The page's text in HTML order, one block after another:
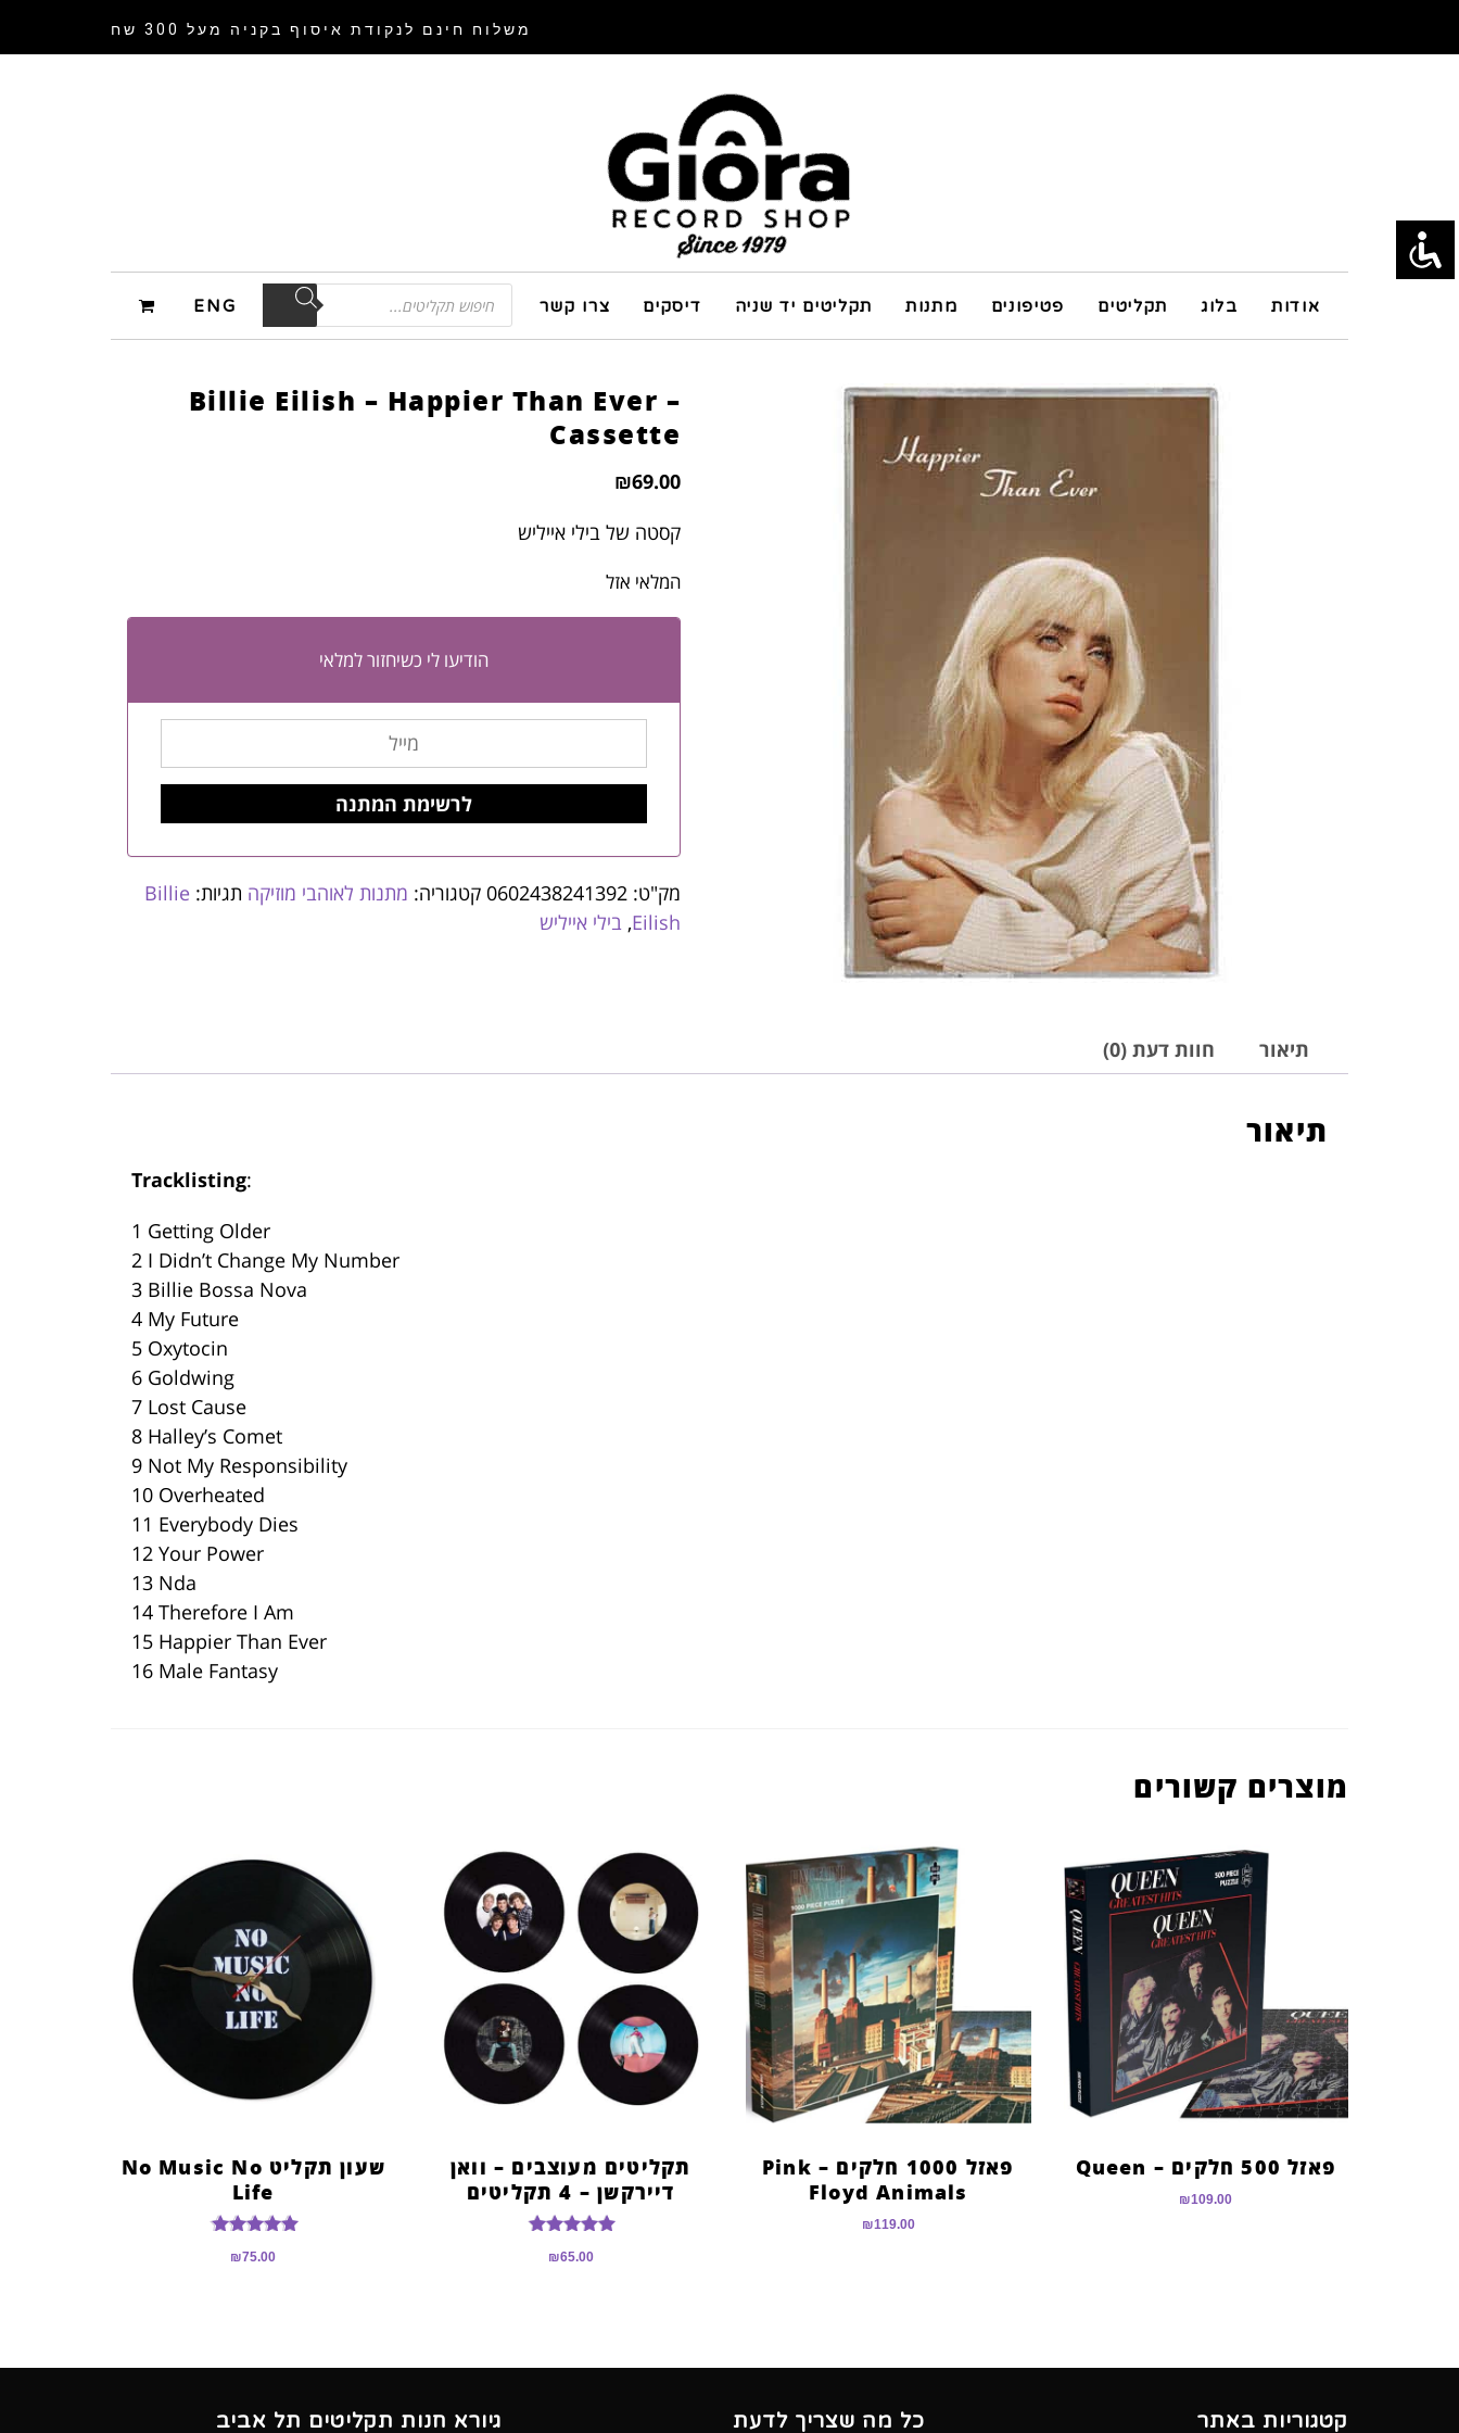
משלוח חינם לנקודת איסוף בקניה מעל 300 שח
אודות בלוג תקליטים פטיפונים מתנות תקליטים יד שניה דיסקים צרו קשר ENG
Billie Eilish – Happier Than Ever –
Cassette
₪69.00
קסטה של בילי אייליש
המלאי אזל
הודיעו לי כשיחזור למלאי
מק"ט: 0602438241392 קטגוריה: מתנות לאוהבי מוזיקה תגיות: Billie
Eilish
, בילי אייליש
תיאור חוות דעת (0)
תיאור
Tracklisting:
1 Getting Older
2 I Didn’t Change My Number
3 Billie Bossa Nova
4 My Future
5 Oxytocin
6 Goldwing
7 Lost Cause
8 Halley’s Comet
9 Not My Responsibility
10 Overheated
11 Everybody Dies
12 Your Power
13 Nda
14 Therefore I Am
15 Happier Than Ever
16 Male Fantasy
מוצרים קשורים
פאזל 500 חלקים – Queen
₪109.00
פאזל 1000 חלקים – Pink
Floyd Animals
₪119.00
תקליטים מעוצבים – וואן
דיירקשן – 4 תקליטים
5.00
₪65.00
שעון תקליט No Music No
Life
5.00
₪75.00
קטגוריות באתר כל מה שצריך לדעת גיורא חנות תקליטים תל אביב